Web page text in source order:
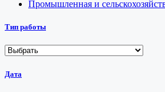
Промышленная и
Тип работы
Дата